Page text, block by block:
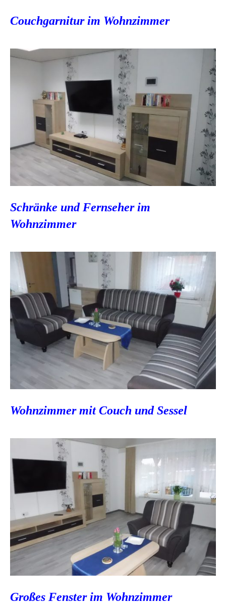
Couchgarnitur im Wohnzimmer
Schränke und Fernseher im
Wohnzimmer
Wohnzimmer mit Couch und Sessel
Großes Fenster im Wohnzimmer